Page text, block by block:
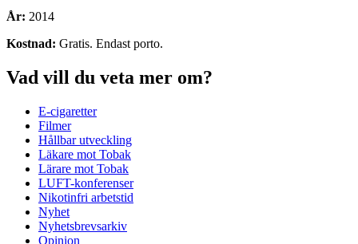
År: 2014
Kostnad: Gratis. Endast porto.
Vad vill du veta mer om?
E-cigaretter
Filmer
Hållbar utveckling
Läkare mot Tobak
Lärare mot Tobak
LUFT-konferenser
Nikotinfri arbetstid
Nyhet
Nyhetsbrevsarkiv
Opinion